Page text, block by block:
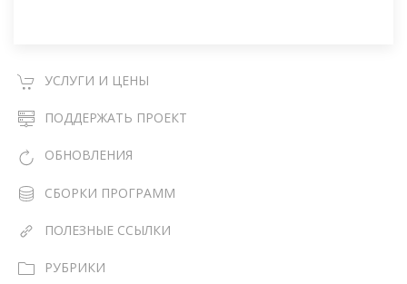
УСЛУГИ И ЦЕНЫ
ПОДДЕРЖАТЬ ПРОЕКТ
ОБНОВЛЕНИЯ
СБОРКИ ПРОГРАММ
ПОЛЕЗНЫЕ ССЫЛКИ
РУБРИКИ